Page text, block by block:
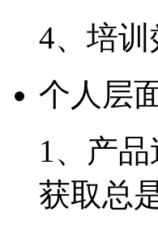
4、
个人层
1、产
获取总